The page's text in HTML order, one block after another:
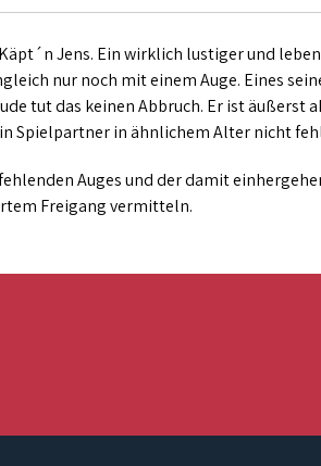
Jens. Ein wirklich lustiger und
nur noch mit einem Auge. Eines
tut das keinen Abbruch. Er ist
Spielpartner in ähnlichem Alter nicht
Auges und der damit
Freigang vermitteln.